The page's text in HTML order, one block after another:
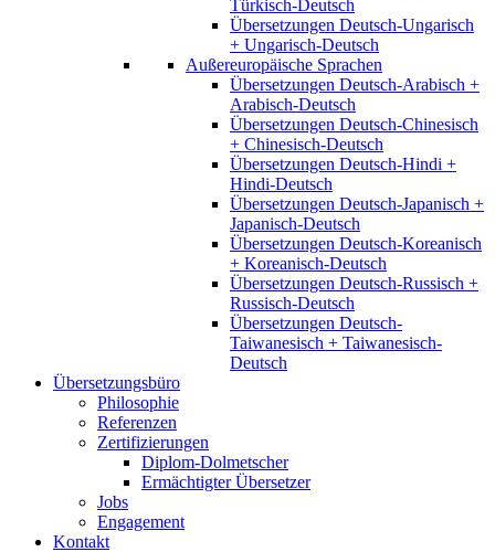
Türkisch-Deutsch
Übersetzungen Deutsch-Ungarisch
+ Ungarisch-Deutsch
Außereuropäische Sprachen
Übersetzungen Deutsch-Arabisch +
Arabisch-Deutsch
Übersetzungen Deutsch-Chinesisch
+ Chinesisch-Deutsch
Übersetzungen Deutsch-Hindi +
Hindi-Deutsch
Übersetzungen Deutsch-Japanisch +
Japanisch-Deutsch
Übersetzungen Deutsch-Koreanisch
+ Koreanisch-Deutsch
Übersetzungen Deutsch-Russisch +
Russisch-Deutsch
Übersetzungen Deutsch-
Taiwanesisch + Taiwanesisch-
Deutsch
Übersetzungsbüro
Philosophie
Referenzen
Zertifizierungen
Diplom-Dolmetscher
Ermächtigter Übersetzer
Jobs
Engagement
Kontakt